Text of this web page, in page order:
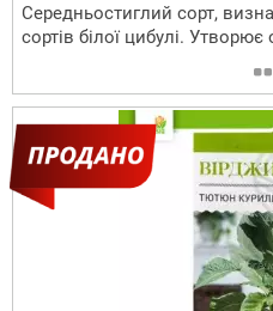
Середньостиглий сорт,
сортів білої цибулі. Утворює